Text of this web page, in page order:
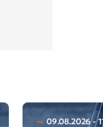
09.08.2026 -